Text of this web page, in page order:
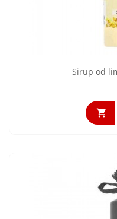
Sirup od
